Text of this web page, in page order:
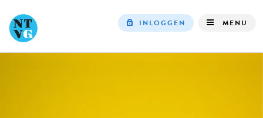
INLOGGEN MENU